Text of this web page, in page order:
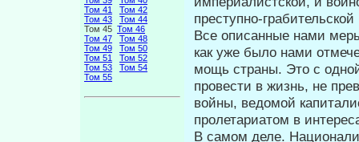
Том 41
Том 42
Том 43
Том 44
Том 45 Том 46
Том 47
Том 48
Том 49
Том 50
Том 51
Том 52
Том 53
Том 54
Том 55
преступно-
Все описанные нами
как уже было нами
мощь страны. Это с
провести в жизнь, не
войны, ведомой
пролетариатом в
В самом деле.